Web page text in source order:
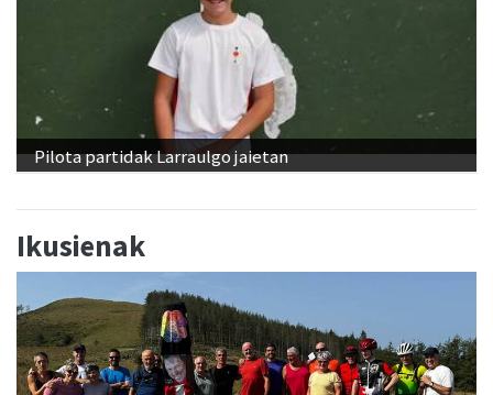
Pilota partidak Larraulgo jaietan
Ikusienak